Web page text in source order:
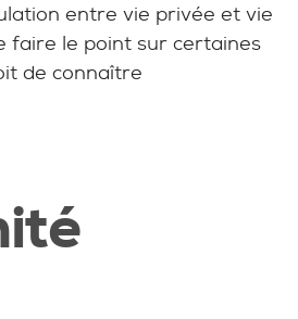
entre vie privée et vie
faire le point sur certaines
de connaître